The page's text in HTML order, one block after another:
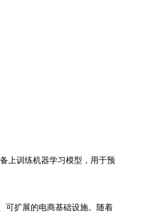
上训练机器学习模型，用于预
可扩展的电商基础设施。随着